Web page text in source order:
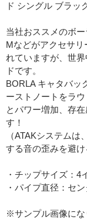
ド シングル ブラッ
当社おススメのボ
Mなどがアクセサ
れていますが、世
ドです。
BORLA キャタバッ
ーストノートをラ
とパワー増加、存
す！
（ATAKシステム
する音の歪みを避け
・チップサイズ：4
・パイプ直径：セ
※サンプル画像にな